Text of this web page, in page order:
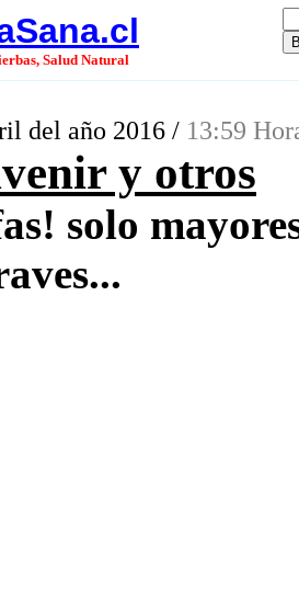
Salud Natural
del año 2016 / 13:59
y otros
solo